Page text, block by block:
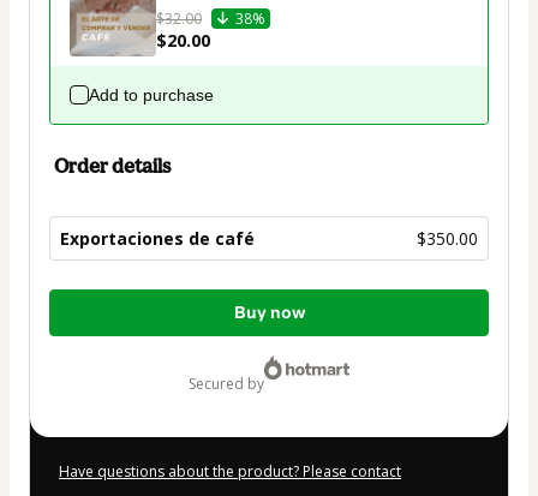
$32.00 38%
$20.00
Add to purchase
Order details
Exportaciones de café $350.00
Total
$350.00
Buy now
secured by
Have questions about the product? Please contact